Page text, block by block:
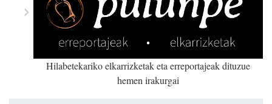
Hilabetekariko elkarrizketak eta erreportajeak dituzue
hemen irakurgai